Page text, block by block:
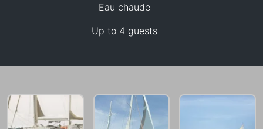
Eau chaude
Up to 4 guests